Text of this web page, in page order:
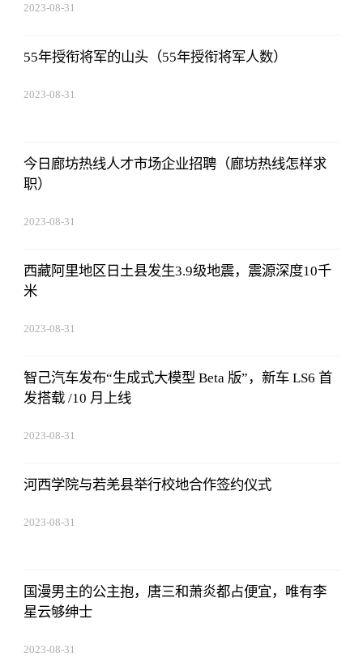
2023-08-31
55年授衔将军的山头（55年授衔将军人数）
2023-08-31
今日廊坊热线人才市场企业招聘（廊坊热线怎样求
职）
2023-08-31
西藏阿里地区日土县发生3.9级地震，震源深度10千
米
2023-08-31
智己汽车发布“生成式大模型 Beta 版”，新车 LS6 首
发搭载 /10 月上线
2023-08-31
河西学院与若羌县举行校地合作签约仪式
2023-08-31
国漫男主的公主抱，唐三和萧炎都占便宜，唯有李
星云够绅士
2023-08-31